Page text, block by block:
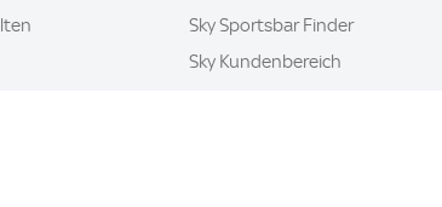
Sky Sportsbar Finder
Sky Kundenbereich